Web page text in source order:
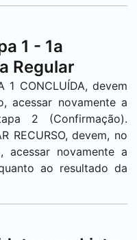
1 - 1a
Regular
1 CONCLUÍDA, devem
acessar novamente a
2 (Confirmação).
RECURSO, devem, no
acessar novamente a
ao resultado da